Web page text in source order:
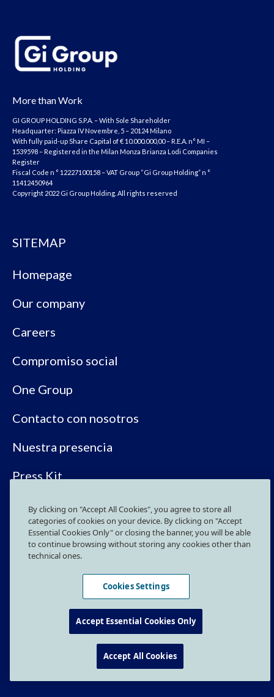
More than Work
GI GROUP HOLDING S.P.A. – With Sole Shareholder
Headquarter: Piazza IV Novembre, 5 – 20124 Milano
With fully paid-up Share Capital of € 10.000.000,00 – R.E.A. n° MI –
1539598 – Registered in the Milan Monza Brianza Lodi Companies
Register
Fiscal Code n ° 12227100158 – VAT Group “Gi Group Holding” n °
11412450964
Copyright 2022 Gi Group Holding. All rights reserved
SITEMAP
Homepage
Our company
Careers
Compromiso social
One Group
Contacto con nosotros
Nuestra presencia
Press Kit
SÍGUENOS EN LAS REDES SOCIALES
Política de privacidad
Preferencias de Cookies
Canal Interno de comunicación
By clicking on "Accept All Cookies", you agree to store all
categories of cookies on your device. By clicking on "Accept
Essential Cookies Only" or closing the banner, you will be able
to continue browsing without storing any cookies other than
technical ones.
Cookies Settings
Accept Essential Cookies Only
Accept All Cookies